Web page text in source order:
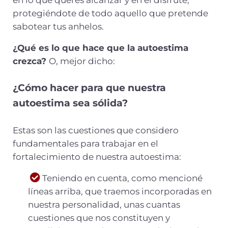
protegiéndote de todo aquello que pretende
sabotear tus anhelos.
¿Qué es lo que hace que la autoestima
crezca? O, mejor dicho:
¿Cómo hacer para que nuestra
autoestima sea sólida?
Estas son las cuestiones que considero
fundamentales para trabajar en el
fortalecimiento de nuestra autoestima:
Teniendo en cuenta, como mencioné
líneas arriba, que traemos incorporadas en
nuestra personalidad, unas cuantas
cuestiones que nos constituyen y